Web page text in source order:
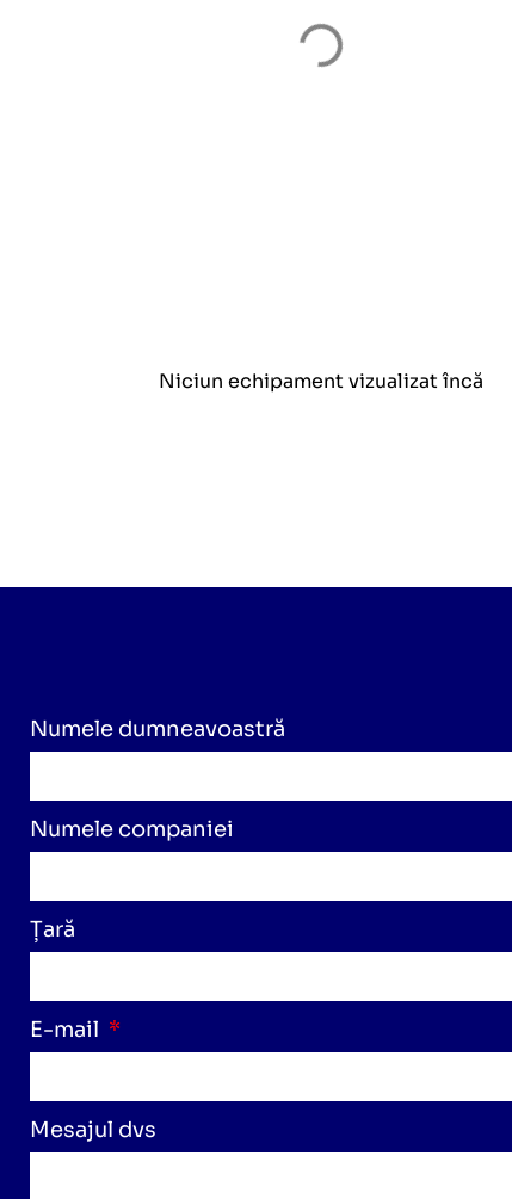
Niciun echipament vizualizat încă
Numele dumneavoastră
Numele companiei
Țară
E-mail
Mesajul dvs